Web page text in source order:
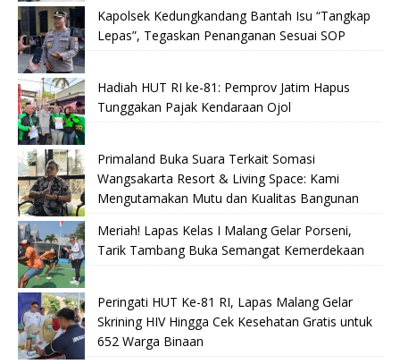
Kapolsek Kedungkandang Bantah Isu “Tangkap
Lepas”, Tegaskan Penanganan Sesuai SOP
Hadiah HUT RI ke-81: Pemprov Jatim Hapus
Tunggakan Pajak Kendaraan Ojol
Primaland Buka Suara Terkait Somasi
Wangsakarta Resort & Living Space: Kami
Mengutamakan Mutu dan Kualitas Bangunan
Meriah! Lapas Kelas I Malang Gelar Porseni,
Tarik Tambang Buka Semangat Kemerdekaan
Peringati HUT Ke-81 RI, Lapas Malang Gelar
Skrining HIV Hingga Cek Kesehatan Gratis untuk
652 Warga Binaan